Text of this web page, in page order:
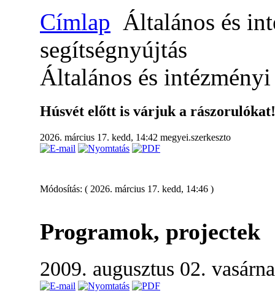
Címlap Általános és
segítségnyújtás
Általános és
Húsvét előtt is várjuk a rászorulókat!
2026. március 17. kedd, 14:42 megyei.szerkeszto
Módosítás: ( 2026. március 17. kedd, 14:46 )
Programok, projectek
2009. augusztus 02.